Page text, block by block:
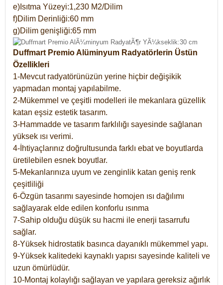
e)Isıtma Yüzeyi:1,230 M2/Dilim
f)Dilim Derinliği:60 mm
g)Dilim genişliği:65 mm
Duffmart Premio Alüminyum Radyatörlerin Üstün
Özellikleri
1-Mevcut radyatörünüzün yerine hiçbir değişikik
yapmadan montaj yapılabilme.
2-Mükemmel ve çeşitli modelleri ile mekanlara güzellik
katan eşsiz estetik tasarım.
3-Hammadde ve tasarım farklılığı sayesinde sağlanan
yüksek ısı verimi.
4-İhtiyaçlarınız doğrultusunda farklı ebat ve boyutlarda
üretilebilen esnek boyutlar.
5-Mekanlarınıza uyum ve zenginlik katan geniş renk
çeşitliliği
6-Özgün tasarımı sayesinde homojen ısı dağılımı
sağlayarak elde edilen konforlu ısınma
7-Sahip olduğu düşük su hacmi ile enerji tasarrufu
sağlar.
8-Yüksek hidrostatik basınca dayanıklı mükemmel yapı.
9-Yüksek kalitedeki kaynaklı yapısı sayesinde kaliteli ve
uzun ömürlüdür.
10-Montaj kolaylığı sağlayan ve yapılara gereksiz ağırlık